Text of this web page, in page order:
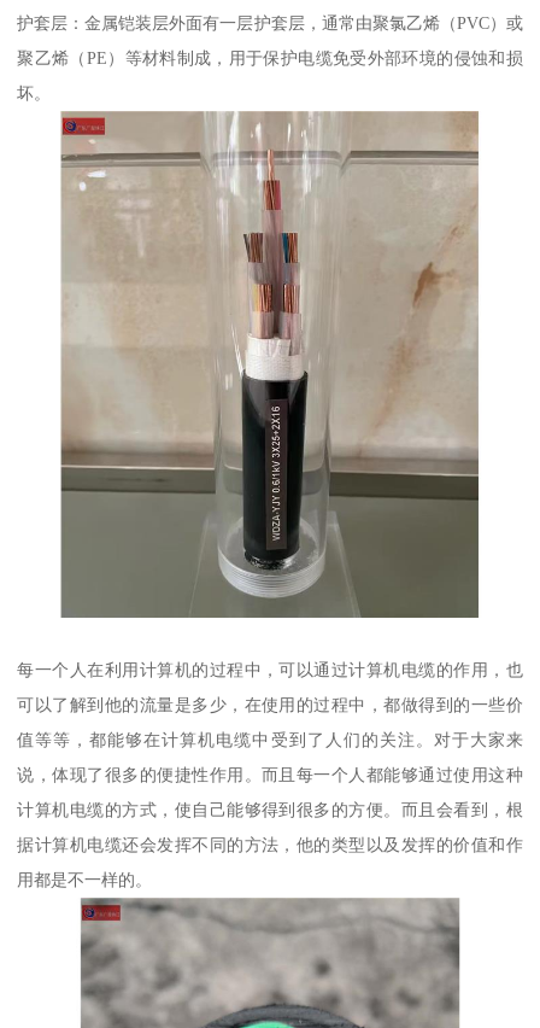
护套层：金属铠装层外面有一层护套层，通常由聚氯乙烯（PVC）或
聚乙烯（PE）等材料制成，用于保护电缆免受外部环境的侵蚀和损
坏。
每一个人在利用计算机的过程中，可以通过计算机电缆的作用，也
可以了解到他的流量是多少，在使用的过程中，都做得到的一些价
值等等，都能够在计算机电缆中受到了人们的关注。对于大家来
说，体现了很多的便捷性作用。而且每一个人都能够通过使用这种
计算机电缆的方式，使自己能够得到很多的方便。而且会看到，根
据计算机电缆还会发挥不同的方法，他的类型以及发挥的价值和作
用都是不一样的。